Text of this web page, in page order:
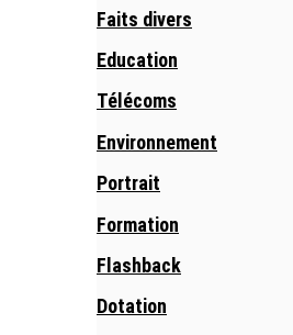
Faits divers
Education
Télécoms
Environnement
Portrait
Formation
Flashback
Dotation